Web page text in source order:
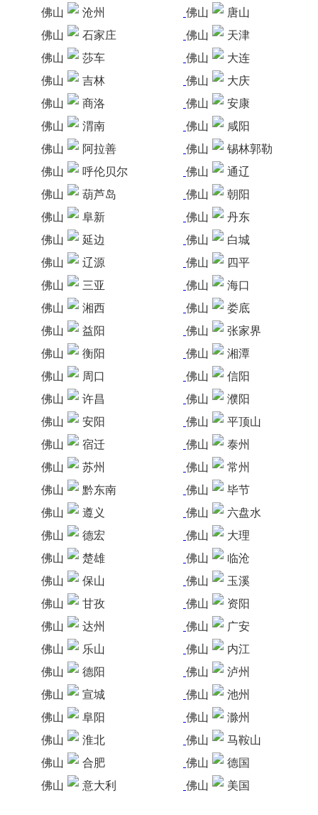
佛山
沧州 佛山
唐山
佛山
石家庄 佛山
天津
佛山
莎车 佛山
大连
佛山
吉林 佛山
大庆
佛山
商洛 佛山
安康
佛山
渭南 佛山
咸阳
佛山
阿拉善 佛山
锡林郭勒
佛山
呼伦贝尔 佛山
通辽
佛山
葫芦岛 佛山
朝阳
佛山
阜新 佛山
丹东
佛山
延边 佛山
白城
佛山
辽源 佛山
四平
佛山
三亚 佛山
海口
佛山
湘西 佛山
娄底
佛山
益阳 佛山
张家界
佛山
衡阳 佛山
湘潭
佛山
周口 佛山
信阳
佛山
许昌 佛山
濮阳
佛山
安阳 佛山
平顶山
佛山
宿迁 佛山
泰州
佛山
苏州 佛山
常州
佛山
黔东南 佛山
毕节
佛山
遵义 佛山
六盘水
佛山
德宏 佛山
大理
佛山
楚雄 佛山
临沧
佛山
保山 佛山
玉溪
佛山
甘孜 佛山
资阳
佛山
达州 佛山
广安
佛山
乐山 佛山
内江
佛山
德阳 佛山
泸州
佛山
宣城 佛山
池州
佛山
阜阳 佛山
滁州
佛山
淮北 佛山
马鞍山
佛山
合肥 佛山
德国
佛山
意大利 佛山 美国